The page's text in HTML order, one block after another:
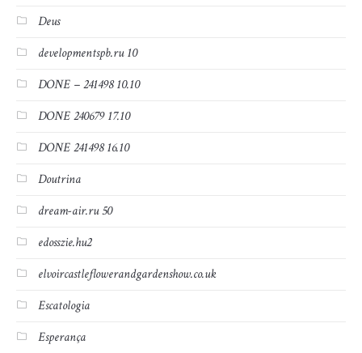
Deus
developmentspb.ru 10
DONE – 241498 10.10
DONE 240679 17.10
DONE 241498 16.10
Doutrina
dream-air.ru 50
edosszie.hu2
elvoircastleflowerandgardenshow.co.uk
Escatologia
Esperança